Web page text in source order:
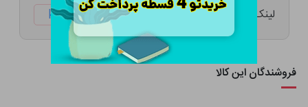
لینک کوتاه: ketabtala.com/sbp-54193
فروشندگان این کالا